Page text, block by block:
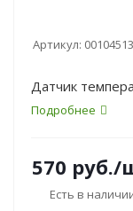
Артикул:
Датчик
Подробнее
570 руб./
Есть в